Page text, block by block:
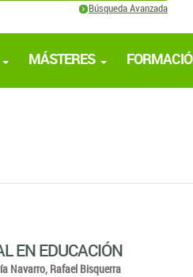
Búsqueda Avanzada
MÁSTERES
EN EDUCACIÓN
Navarro, Rafael Bisquerra